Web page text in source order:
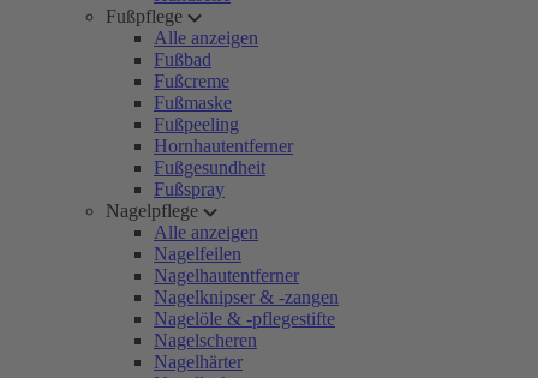
Fußpflege
Alle anzeigen
Fußbad
Fußcreme
Fußmaske
Fußpeeling
Hornhautentferner
Fußgesundheit
Fußspray
Nagelpflege
Alle anzeigen
Nagelfeilen
Nagelhautentferner
Nagelknipser & -zangen
Nagelöle & -pflegestifte
Nagelscheren
Nagelhärter